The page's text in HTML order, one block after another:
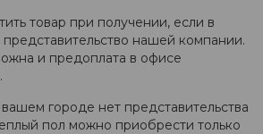
товар при получении, если в
нашей компании.
и предоплата в офисе
городе нет представительства
пол можно приобрести только